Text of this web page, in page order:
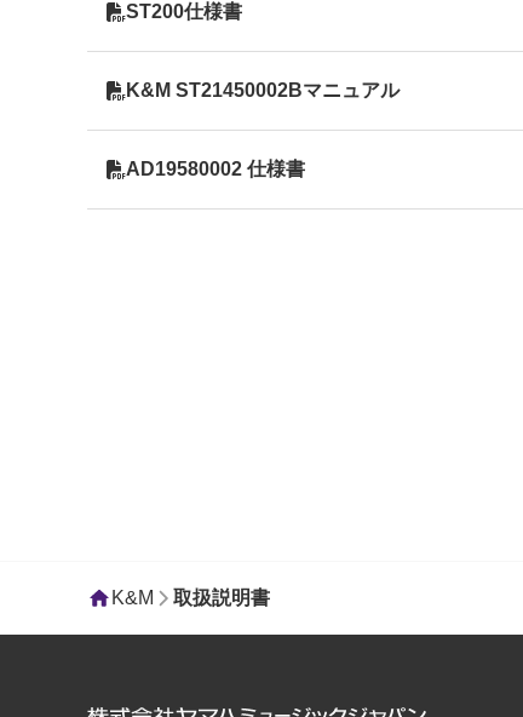
ST200仕様書
K&M ST21450002Bマニュアル
AD19580002 仕様書
K&M 取扱説明書